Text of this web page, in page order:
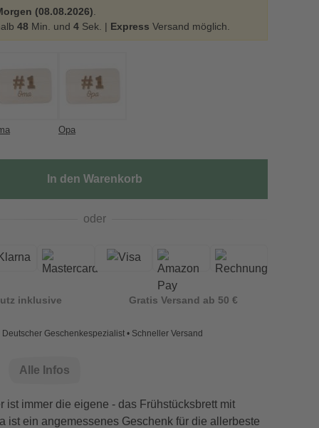
(08.08.2026)
48 Min. und 3 Sek. | Express Versand möglich.
Opa
In den Warenkorb
oder
inklusive Gratis Versand ab 50 €
Deutscher Geschenkespezialist • Schneller Versand
Alle Infos
ist immer die eigene - das Frühstücksbrett mit
ist ein angemessenes Geschenk für die allerbeste